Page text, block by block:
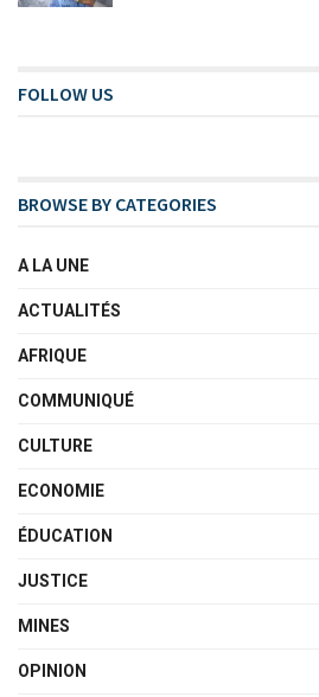
FOLLOW US
BROWSE BY CATEGORIES
A LA UNE
ACTUALITÉS
AFRIQUE
COMMUNIQUÉ
CULTURE
ECONOMIE
ÉDUCATION
JUSTICE
MINES
OPINION